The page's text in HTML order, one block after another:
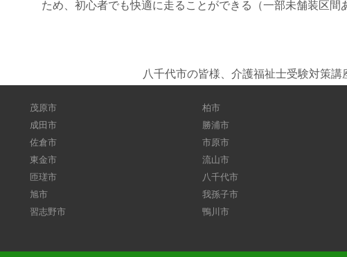
ため、初心者でも快適に走ることができる（一部未舗装区間
八千代市の皆様、介護福祉士受験対策講
茂原市
成田市
佐倉市
東金市
匝瑳市
旭市
習志野市
柏市
勝浦市
市原市
流山市
八千代市
我孫子市
鴨川市